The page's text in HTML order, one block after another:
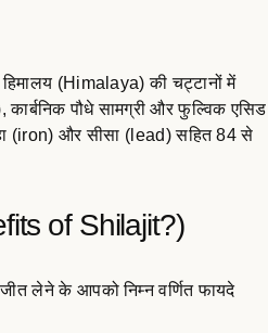
(Himalaya) की चट्टानों में
कार्बनिक पौधे सामग्री और फुल्विक एसिड
(iron) और सीसा (lead) सहित 84 से
of Shilajit?)
लेने के आपको निम्न वर्णित फायदे